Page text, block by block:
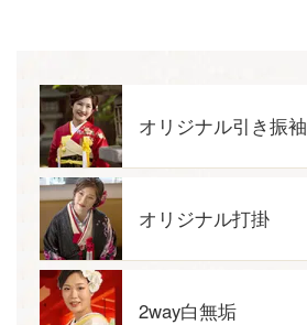
オリジナル引き振袖
オリジナル打掛
2way白無垢